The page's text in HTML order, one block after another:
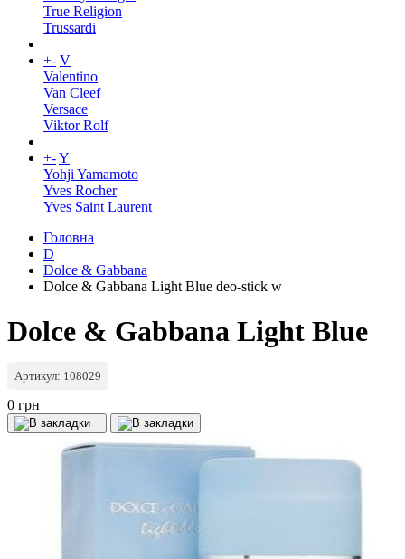
True Religion
Trussardi
+- V
Valentino
Van Cleef
Versace
Viktor Rolf
+-Y
Yohji Yamamoto
Yves Rocher
Yves Saint Laurent
Головна
D
Dolce & Gabbana
Dolce & Gabbana Light Blue deo-stick w
Dolce & Gabbana Light Blue
Артикул: 108029
0 грн